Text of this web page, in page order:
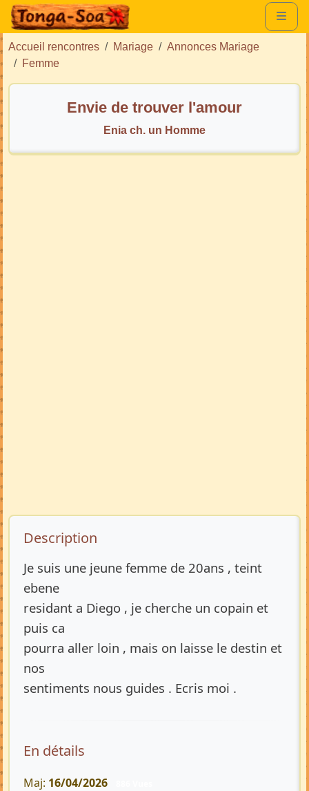
Accueil rencontres Mariage
Annonces Mariage
Femme
Envie de trouver l'amour
Enia ch. un Homme
Description de l’annonce
Description
Je suis une jeune femme de 20ans , teint
ebene
residant a Diego , je cherche un copain et
puis ca
pourra aller loin , mais on laisse le destin et
nos
sentiments nous guides . Ecris moi .
En détails
Maj: 16/04/2026